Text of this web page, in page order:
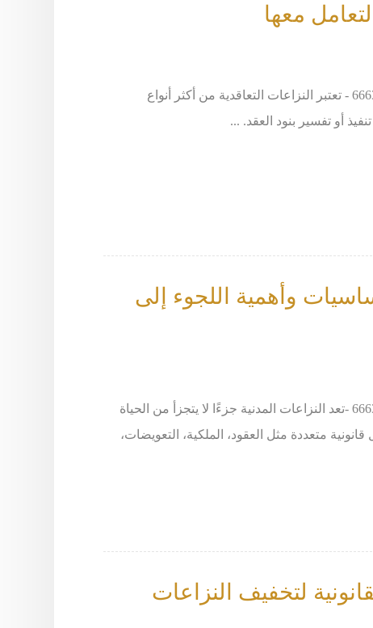
معها
المحامي خالد الزوير - طلب استشارة يرجى الاتصال على 66633299 - تعتبر النزاعات التعاقدية من أكثر أنواع
أو تفسير بنود العقد. ...
وأهمية اللجوء إلى
المحامي خالد الزوير - طلب استشارة يرجى الاتصال على 66633299 -تعد النزاعات المدنية جزءًا لا يتجزأ من الحياة
متعددة مثل العقود، الملكية، التعويضات،
لتخفيف النزاعات